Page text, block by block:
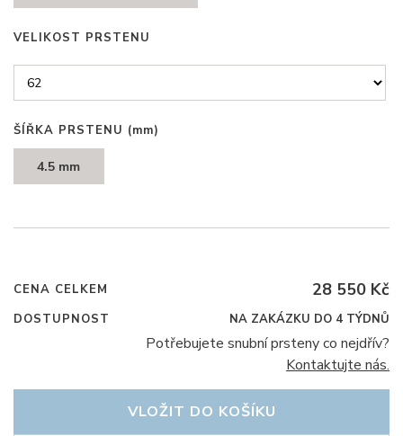
VELIKOST PRSTENU
ŠÍŘKA PRSTENU (mm)
4.5 mm
CENA CELKEM 28 550 Kč
DOSTUPNOST NA ZAKÁZKU DO 4 TÝDNŮ
Potřebujete snubní prsteny co nejdřív?
Kontaktujte nás.
VLOŽIT DO KOŠÍKU